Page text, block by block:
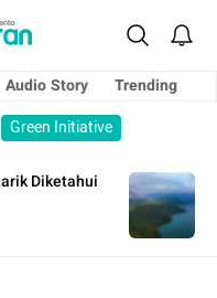
Audio Story
Trending
Green Initiative
Diketahui